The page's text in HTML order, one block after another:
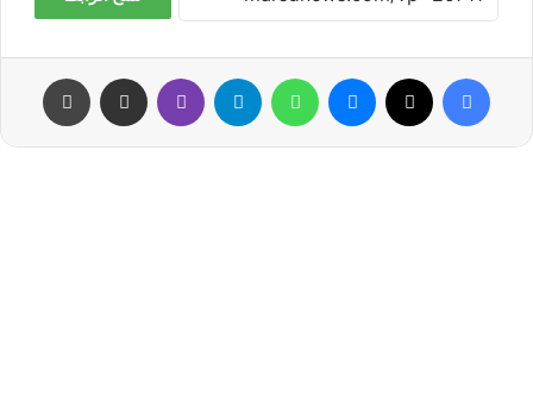
فيسبوك ماسنجر واتساب تيلقرام ڤايبر مشاركة عبر البريد